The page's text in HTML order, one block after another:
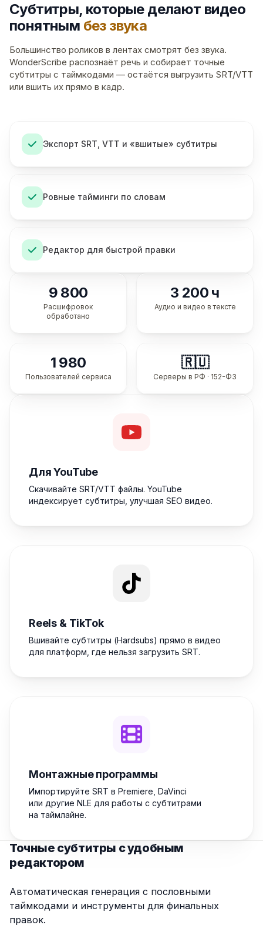
Субтитры, которые делают видео
понятным без звука
Большинство роликов в лентах смотрят без звука.
WonderScribe распознаёт речь и собирает точные
субтитры с таймкодами — остаётся выгрузить SRT/VTT
или вшить их прямо в кадр.
Экспорт SRT, VTT и «вшитые» субтитры
Ровные тайминги по словам
Редактор для быстрой правки
9 800
Расшифровок
обработано
3 200 ч
Аудио и видео в тексте
1 980
Пользователей сервиса
🇷🇺
Серверы в РФ · 152-ФЗ
Для YouTube
Скачивайте SRT/VTT файлы. YouTube
индексирует субтитры, улучшая SEO видео.
Reels & TikTok
Вшивайте субтитры (Hardsubs) прямо в видео
для платформ, где нельзя загрузить SRT.
Монтажные программы
Импортируйте SRT в Premiere, DaVinci
или другие NLE для работы с субтитрами
на таймлайне.
Точные субтитры с удобным
редактором
Автоматическая генерация с пословными
таймкодами и инструменты для финальных
правок.